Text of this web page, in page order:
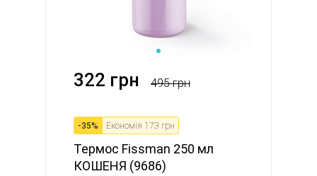
322 грн 495 грн
-35% Економія 173 грн
Термос Fissman 250 мл
КОШЕНЯ (9686)